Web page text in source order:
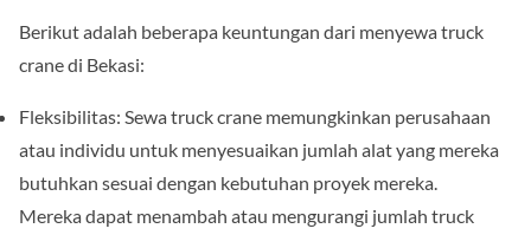
Berikut adalah beberapa keuntungan dari menyewa truck
crane di Bekasi:
Fleksibilitas: Sewa truck crane memungkinkan perusahaan
atau individu untuk menyesuaikan jumlah alat yang mereka
butuhkan sesuai dengan kebutuhan proyek mereka.
Mereka dapat menambah atau mengurangi jumlah truck